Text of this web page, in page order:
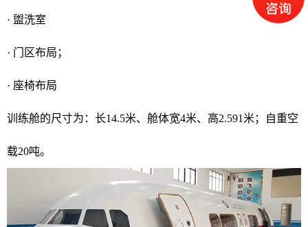
· 盥洗室
· 门区布局；
· 座椅布局
训练舱的尺寸为：长14.5米、舱体宽4米、高2.591米；自重空
载20吨。